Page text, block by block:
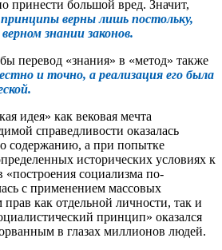
принести большой вред. Значит,
принципы верны лишь постольку,
знании законов.
перевод «знания» в «метод» также
и точно, а реализация его была
идея» как вековая мечта
справедливости оказалась
содержанию, а при попытке
исторических условиях к
социализма по-
с применением массовых
как отдельной личности, так и
принцип» оказался
в глазах миллионов людей.